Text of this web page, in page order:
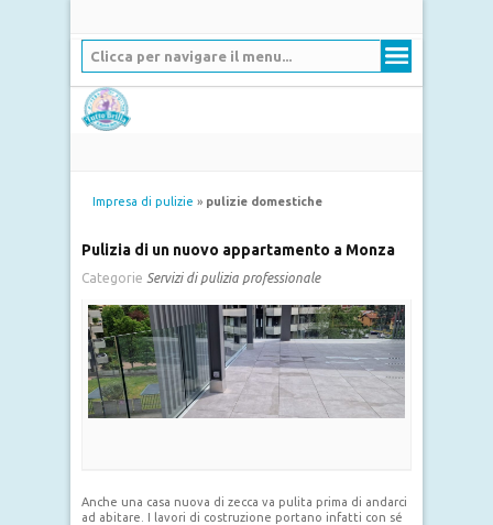
Clicca per navigare il menu...
Impresa di pulizie » pulizie domestiche
Pulizia di un nuovo appartamento a Monza
Categorie Servizi di pulizia professionale
Anche una casa nuova di zecca va pulita prima di andarci
ad abitare. I lavori di costruzione portano infatti con sé